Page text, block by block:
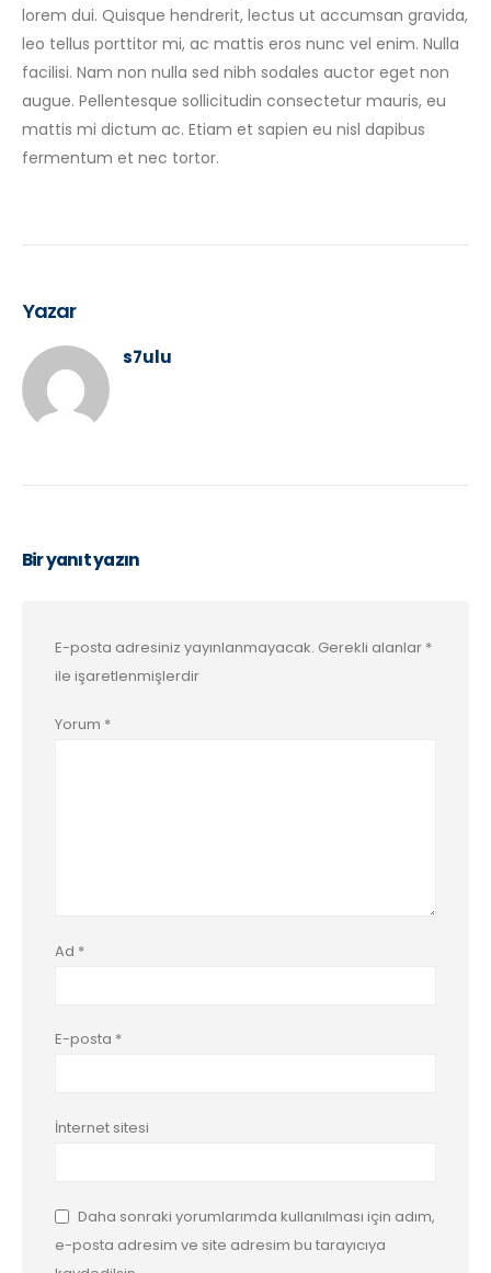
lorem dui. Quisque hendrerit, lectus ut accumsan gravida,
leo tellus porttitor mi, ac mattis eros nunc vel enim. Nulla
facilisi. Nam non nulla sed nibh sodales auctor eget non
augue. Pellentesque sollicitudin consectetur mauris, eu
mattis mi dictum ac. Etiam et sapien eu nisl dapibus
fermentum et nec tortor.
Yazar
s7ulu
Bir yanıt yazın
E-posta adresiniz yayınlanmayacak. Gerekli alanlar *
ile işaretlenmişlerdir
Yorum *
Ad *
E-posta *
İnternet sitesi
Daha sonraki yorumlarımda kullanılması için adım,
e-posta adresim ve site adresim bu tarayıcıya